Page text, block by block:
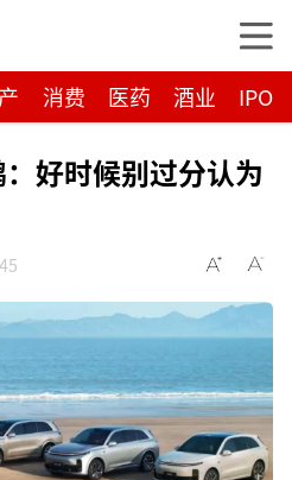
消费 医药 酒业 IPO
好时候别过分认为